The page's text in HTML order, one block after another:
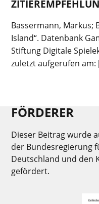
Bassermann, Markus;
Island“. Datenbank
Stiftung Digitale
zuletzt aufgerufen am:
FÖRDERER
Dieser Beitrag wurde
der Bundesregierung
Deutschland und den
gefördert.